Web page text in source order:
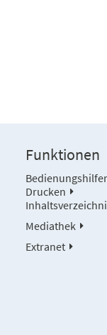
Funktionen
Drucken
Mediathek
Extranet